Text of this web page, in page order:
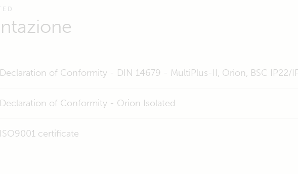
Declaration of Conformity - DIN 14679 - MultiPlus-II, Orion, BSC IP22/
Declaration of Conformity - Orion Isolated
ISO9001 certificate